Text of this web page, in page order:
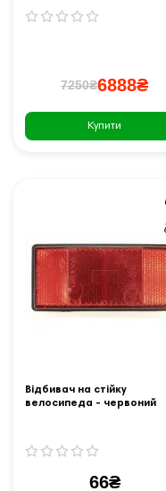
7250₴6888₴
Купити
Відбивач на стійку
велосипеда - червоний
66₴